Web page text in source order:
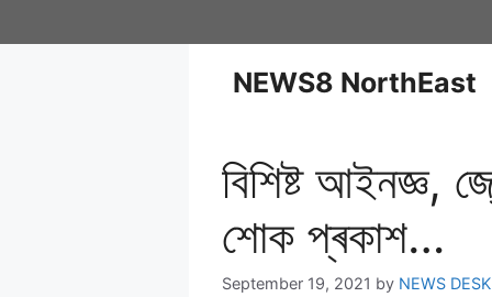
NEWS8 NorthEast
বিশিষ্ট আইনজ্ঞ,
শোক প্ৰকাশ…
September 19, 2021 by NEWS DESK